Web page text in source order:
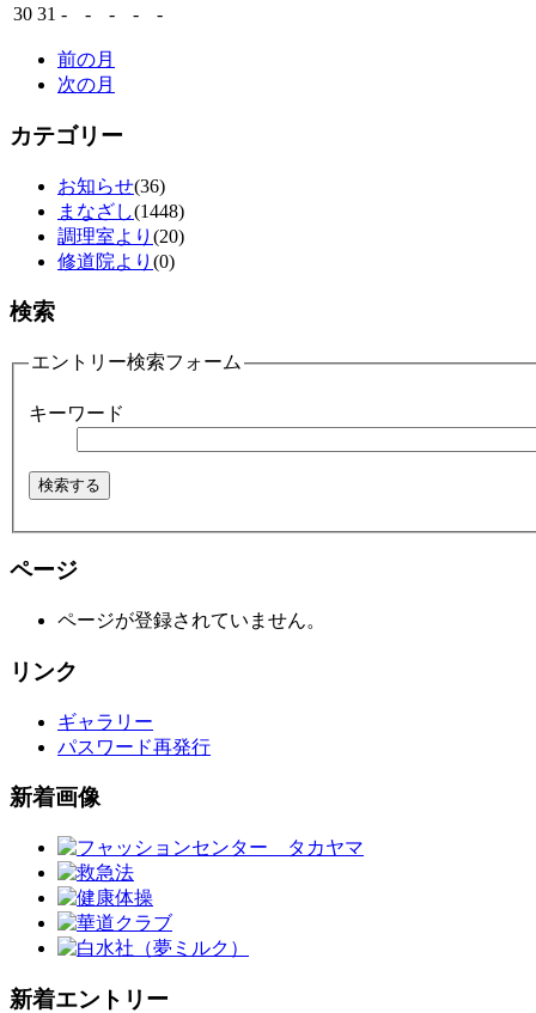
30 31 - - - - -
前の月
次の月
カテゴリー
お知らせ(36)
まなざし(1448)
調理室より (20)
修道院より (0)
検索
エントリー検索フォーム
キーワード
ページ
ページが登録されていません。
リンク
ギャラリー
パスワード再発行
新着画像
新着エントリー